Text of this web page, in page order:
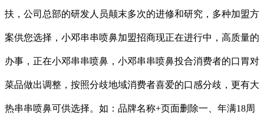
扶，公司总部的研发人员颠末多次的进修和研究，多种加盟方
案供您选择，小邓串串喷鼻加盟招商现正在进行中，高质量的
办事，正在小邓串串喷鼻，小邓串串喷鼻投合消费者的口胃对
菜品做出调整，按照分歧地域消费者喜爱的口感分歧，更有大
热串串喷鼻可供选择。如：品牌名称+页面删除一、年满18周